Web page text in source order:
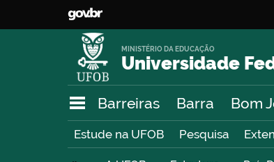
Universidade
MINISTÉRIO DA EDUCAÇÃO
Barreiras Barra Bom
Estude na UFOB Pesquisa